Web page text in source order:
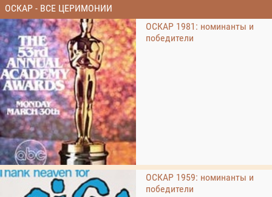
ОСКАР - ВСЕ ЦЕРИМОНИИ
ОСКАР 1981: номинанты и
победители
ОСКАР 1959: номинанты и
победители